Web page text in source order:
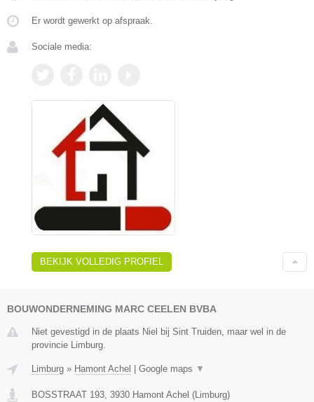
Er wordt gewerkt op afspraak.
Sociale media:
BEKIJK VOLLEDIG PROFIEL
BOUWONDERNEMING MARC CEELEN BVBA
Niet gevestigd in de plaats Niel bij Sint Truiden, maar wel in de
provincie Limburg.
Limburg » Hamont Achel Google maps ▼
BOSSTRAAT 193, 3930 Hamont Achel (Limburg)